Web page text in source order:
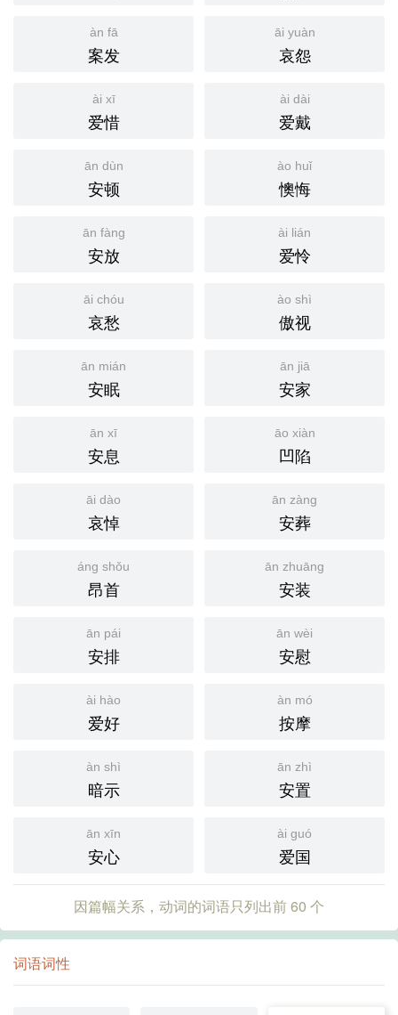
àn fā
案发
āi yuàn
哀怨
ài xī
爱惜
ài dài
爱戴
ān dùn
安顿
ào huǐ
懊悔
ān fàng
安放
ài lián
爱怜
āi chóu
哀愁
ào shì
傲视
ān mián
安眠
ān jiā
安家
ān xī
安息
āo xiàn
凹陷
āi dào
哀悼
ān zàng
安葬
áng shǒu
昂首
ān zhuāng
安装
ān pái
安排
ān wèi
安慰
ài hào
爱好
àn mó
按摩
àn shì
暗示
ān zhì
安置
ān xīn
安心
ài guó
爱国
因篇幅关系，动词的词语只列出前 60 个
词语词性